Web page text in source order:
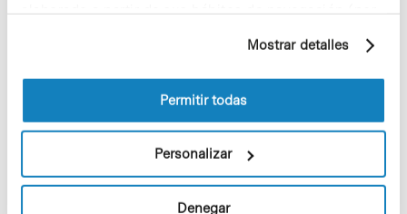
elaborado a partir de sus hábitos de navegación (por
información sobre las cookies puede consultar
la Política de cookies del sitio web.
Mostrar detalles
Permitir todas
Personalizar
Denegar
C/Baldiri Reixac, 4-12 i 15